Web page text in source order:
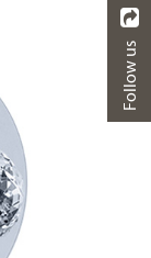
Follow us